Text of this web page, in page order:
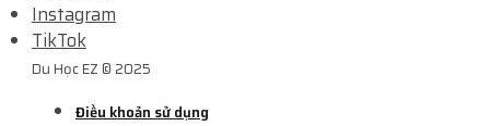
Instagram
TikTok
Du Học EZ © 2025
Điều khoản sử dụng